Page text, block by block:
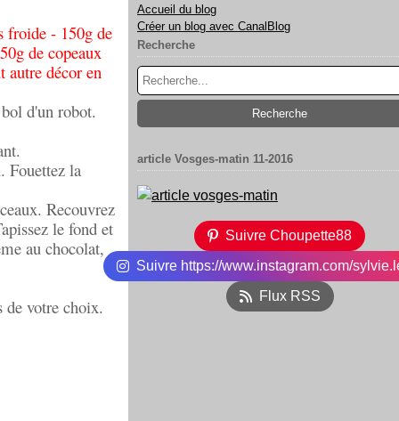
froide - 150g de
de copeaux
autre décor en
d'un robot.
Fouettez la
Recouvrez
le fond et
au chocolat,
de votre choix.
Accueil du blog
Créer un blog avec CanalBlog
Recherche
article Vosges-matin 11-2016
Suivre Choupette88
Suivre https://www.instagram.com/
Flux RSS